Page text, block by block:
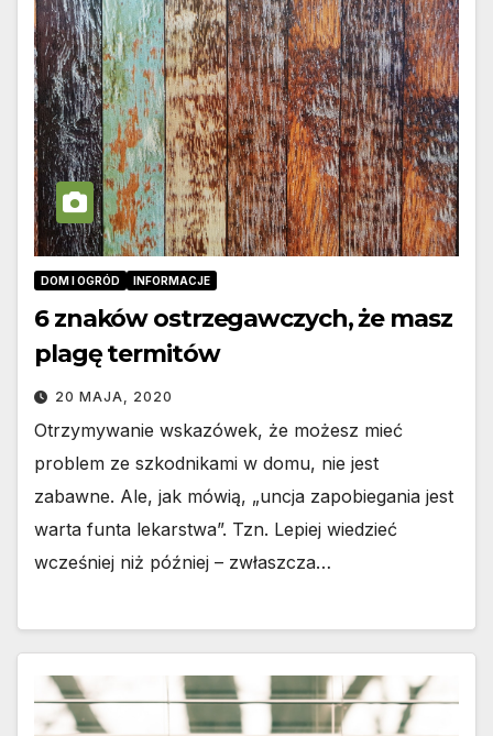
DOM I OGRÓD INFORMACJE
6 znaków ostrzegawczych, że masz
plagę termitów
20 MAJA, 2020
Otrzymywanie wskazówek, że możesz mieć
problem ze szkodnikami w domu, nie jest
zabawne. Ale, jak mówią, „uncja zapobiegania jest
warta funta lekarstwa”. Tzn. Lepiej wiedzieć
wcześniej niż później – zwłaszcza…